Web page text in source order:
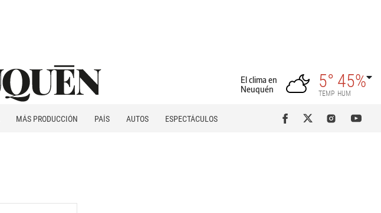
El clima en
Neuquén
5°
TEMP
45%
HUM
MÁS PRODUCCIÓN PAÍS AUTOS
ESPECTÁCULOS